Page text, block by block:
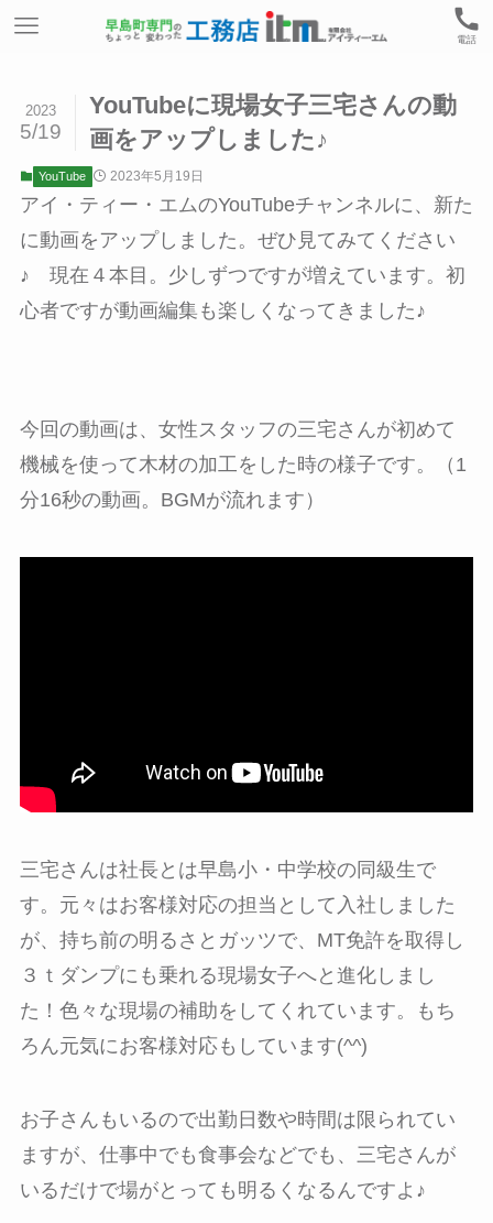
電話
YouTubeに現場女子三宅さんの動
画をアップしました♪
2023
5/19
YouTube 2023年5月19日
アイ・ティー・エムのYouTubeチャンネルに、新た
に動画をアップしました。ぜひ見てみてください
♪ 現在４本目。少しずつですが増えています。初
心者ですが動画編集も楽しくなってきました♪
今回の動画は、女性スタッフの三宅さんが初めて
機械を使って木材の加工をした時の様子です。（1
分16秒の動画。BGMが流れます）
三宅さんは社長とは早島小・中学校の同級生で
す。元々はお客様対応の担当として入社しました
が、持ち前の明るさとガッツで、MT免許を取得し
３ｔダンプにも乗れる現場女子へと進化しまし
た！色々な現場の補助をしてくれています。もち
ろん元気にお客様対応もしています(^^)
お子さんもいるので出勤日数や時間は限られてい
ますが、仕事中でも食事会などでも、三宅さんが
いるだけで場がとっても明るくなるんですよ♪